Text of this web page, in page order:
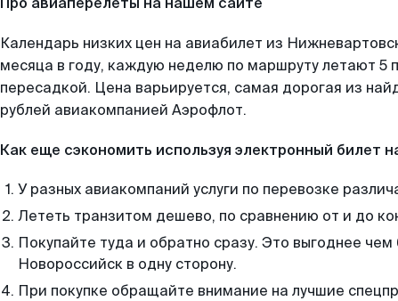
Календарь низких цен на авиабилет из
месяца в году, каждую неделю по маршруту летают 5
пересадкой. Цена варьируется, самая дорогая из
рублей авиакомпанией Аэрофлот.
Как еще сэкономить используя электронный билет
У разных авиакомпаний услуги по перевозке
Лететь транзитом дешево, по сравнению от и до
Покупайте туда и обратно сразу. Это выгоднее
Новороссийск в одну сторону.
При покупке обращайте внимание на лучшие